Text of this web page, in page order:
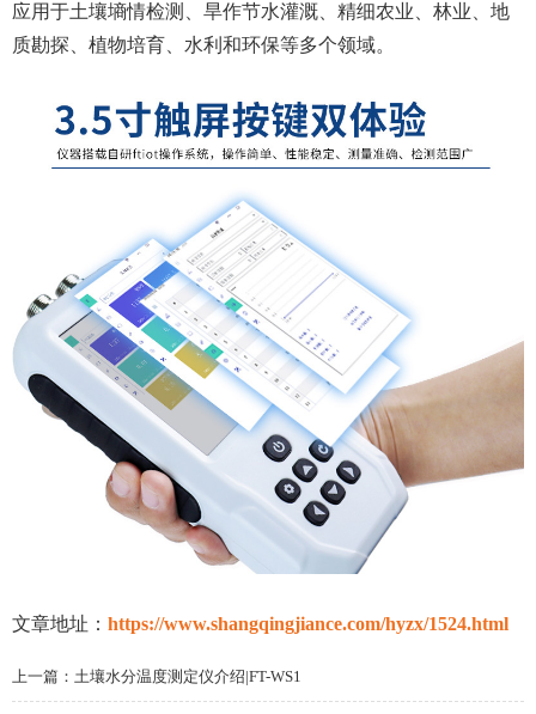
应用于土壤墒情检测、旱作节水灌溉、精细农业、林业、地
质勘探、植物培育、水利和环保等多个领域。
文章地址： https://www.shangqingjiance.com/hyzx/1524.html
上一篇： 土壤水分温度测定仪介绍|FT-WS1